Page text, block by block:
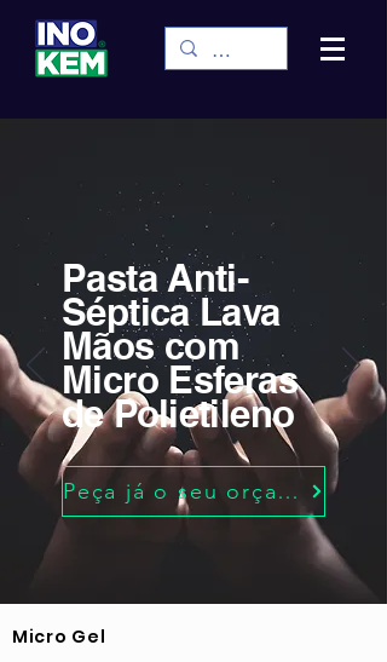
Pasta Anti-
Séptica Lava
Mãos com
Micro Esferas
de Polietileno
Peça já o seu orçamento
Micro Gel